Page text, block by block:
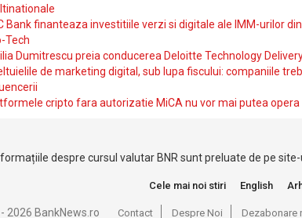
Bank finanteaza investitiile verzi si digitale ale IMM-urilor
Tech
Dumitrescu preia conducerea Deloitte Technology
de marketing digital, sub lupa fiscului: companiile
cripto fara autorizatie MiCA nu vor mai putea opera
despre cursul valutar BNR sunt preluate de pe
Cele mai noi stiri English
2026 BankNews.ro Contact Despre Noi Dezabonare